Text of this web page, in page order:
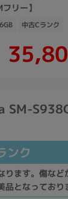
リー】
中古Cランク
ンク
ります。傷など
となっており